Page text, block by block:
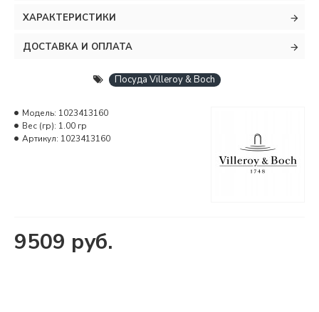
ХАРАКТЕРИСТИКИ
ДОСТАВКА И ОПЛАТА
Посуда Villeroy & Boch
9509 руб.
Модель: 1023413160
Вес (гр): 1.00 гр
Артикул: 1023413160